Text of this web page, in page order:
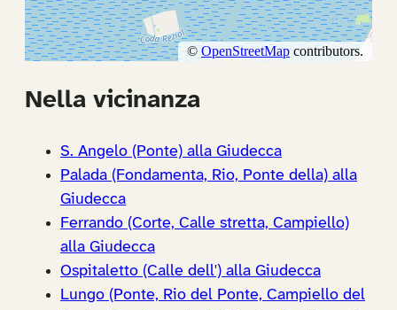
Nella vicinanza
S. Angelo (Ponte) alla Giudecca
Palada (Fondamenta, Rio, Ponte della) alla
Giudecca
Ferrando (Corte, Calle stretta, Campiello)
alla Giudecca
Ospitaletto (Calle dell') alla Giudecca
Lungo (Ponte, Rio del Ponte, Campiello del